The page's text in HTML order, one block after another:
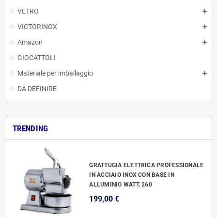
VETRO
VICTORINOX
Amazon
GIOCATTOLI
Materiale per imballaggio
DA DEFINIRE
TRENDING
GRATTUGIA ELETTRICA PROFESSIONALE
IN ACCIAIO INOX CON BASE IN
ALLUMINIO WATT. 260
199,00 €